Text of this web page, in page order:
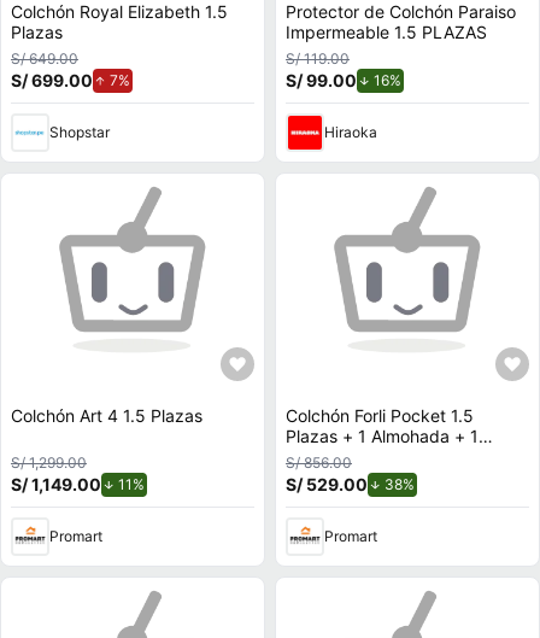
Colchón Royal Elizabeth 1.5
Plazas
S/ 649.00
S/ 699.00 7%
Shopstar
Protector de Colchón Paraiso
Impermeable 1.5 PLAZAS
S/ 119.00
S/ 99.00 16%
Hiraoka
Colchón Art 4 1.5 Plazas
S/ 1,299.00
S/ 1,149.00 11%
Promart
Colchón Forli Pocket 1.5
Plazas + 1 Almohada + 1
Protector
S/ 856.00
S/ 529.00 38%
Promart